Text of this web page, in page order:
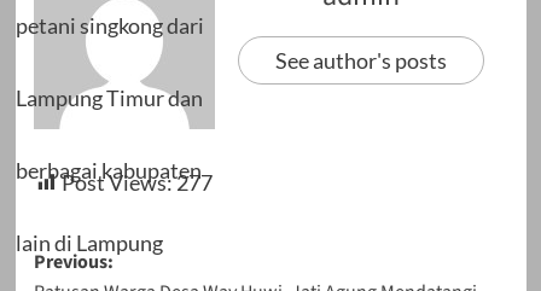
petani singkong dari
Lampung Timur dan
berbagai kabupaten
lain di Lampung
See author's posts
Post Views:277
Post
Previous: